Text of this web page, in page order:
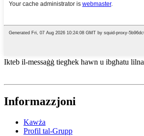
Ikteb il-messaġġ tiegħek hawn u ibgħatu lilna
Informazzjoni
Kawża
Profil tal-Grupp